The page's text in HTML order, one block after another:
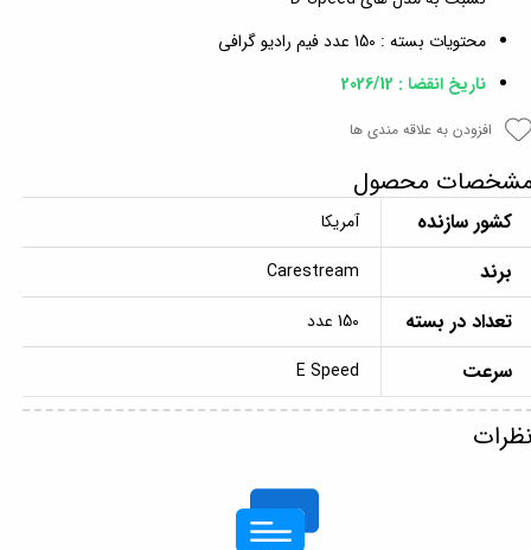
محتویات بسته : 150 عدد فیم رادیو گرافی
ناریخ انقضا : 2026/12
افزودن به علاقه مندی ها
محصول
کشور سازنده آمریکا
برند Carestream
تعداد در بسته 150 عدد
سرعت E Speed